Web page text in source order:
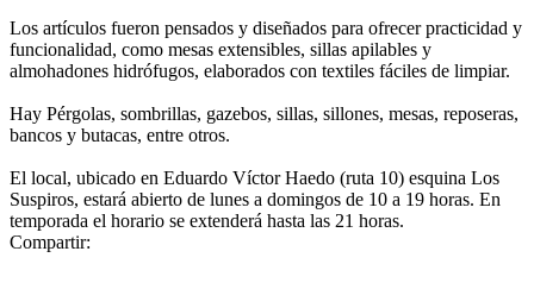
Los artículos fueron pensados y diseñados para ofrecer practicidad y
funcionalidad, como mesas extensibles, sillas apilables y
almohadones hidrófugos, elaborados con textiles fáciles de limpiar.
Hay Pérgolas, sombrillas, gazebos, sillas, sillones, mesas, reposeras,
bancos y butacas, entre otros.
El local, ubicado en Eduardo Víctor Haedo (ruta 10) esquina Los
Suspiros, estará abierto de lunes a domingos de 10 a 19 horas. En
temporada el horario se extenderá hasta las 21 horas.
Compartir: